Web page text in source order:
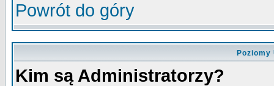
Powrót do góry
Kim są Administratorzy?